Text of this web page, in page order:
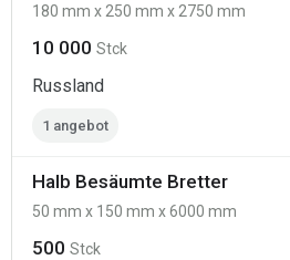
180 mm x 250 mm x 2750 mm
10 000 Stck
Russland
1 angebot
Halb Besäumte Bretter
50 mm x 150 mm x 6000 mm
500 Stck